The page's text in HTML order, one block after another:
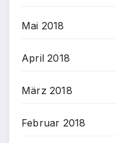
Mai 2018
April 2018
März 2018
Februar 2018